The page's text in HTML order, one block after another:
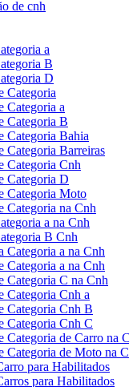
de cnh
a
B
D
Categoria
Categoria a
Categoria B
Categoria Bahia
Categoria Barreiras
Categoria Cnh
Categoria D
Categoria Moto
Categoria na Cnh
a na Cnh
B Cnh
Categoria a na Cnh
Categoria a na Cnh
Categoria C na Cnh
Categoria Cnh a
Categoria Cnh B
Categoria Cnh C
Categoria de Carro na
Categoria de Moto na
para Habilitados
para Habilitados